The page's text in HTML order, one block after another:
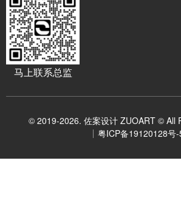
马上联系总监
© 2019-2026. 佐案设计 ZUOART © All
粤ICP备19120128号